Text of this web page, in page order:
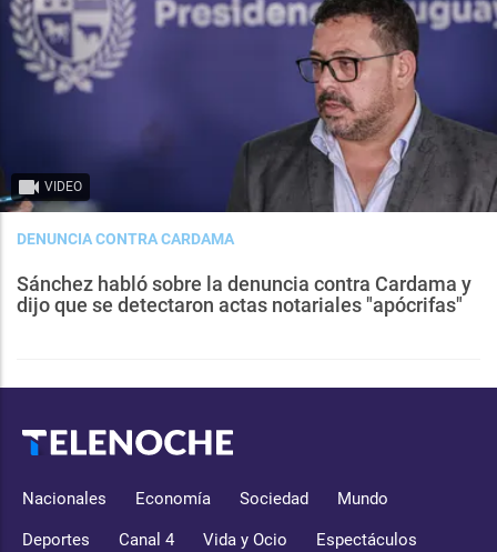
VIDEO
DENUNCIA CONTRA CARDAMA
Sánchez habló sobre la denuncia contra Cardama y
dijo que se detectaron actas notariales "apócrifas"
Nacionales Economía Sociedad Mundo
Deportes Canal 4 Vida y Ocio Espectáculos